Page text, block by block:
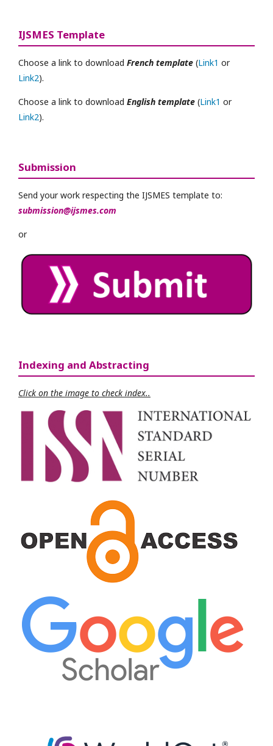
IJSMES Template
Choose a link to download French template (Link1 or
Link2).
Choose a link to download English template (Link1 or
Link2).
Submission
Send your work respecting the IJSMES template to:
submission@ijsmes.com
or
Indexing and Abstracting
Click on the image to check index..